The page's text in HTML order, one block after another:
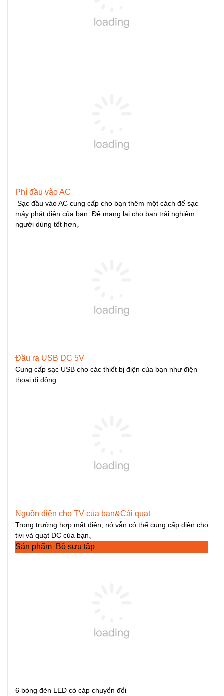
Phí đầu vào AC
Sạc đầu vào AC cung cấp cho bạn thêm một cách để sạc
máy phát điện của bạn. Để mang lại cho bạn trải nghiệm
người dùng tốt hơn。
Đầu ra USB DC 5V
Cung cấp sạc USB cho các thiết bị điện của bạn như điện
thoại di động
Nguồn điện cho TV của bạn&Cái quạt
Trong trường hợp mất điện, nó vẫn có thể cung cấp điện cho
tivi và quạt DC của bạn。
Sản phẩm Bộ sưu tập
6 bóng đèn LED có cáp chuyển đổi